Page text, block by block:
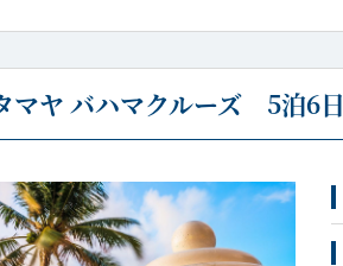
マヤ バハマクルーズ 5泊6日